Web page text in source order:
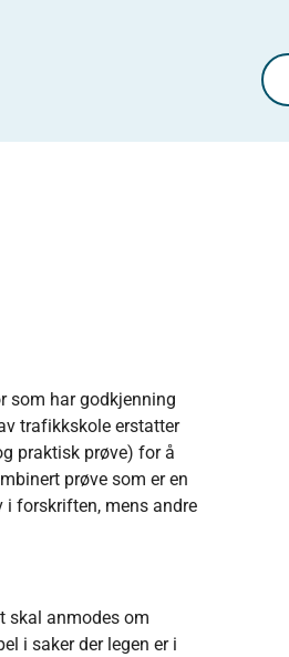
som har godkjenning
trafikkskole erstatter
praktisk prøve) for å
prøve som er en
i forskriften, mens andre
skal anmodes om
i saker der legen er i